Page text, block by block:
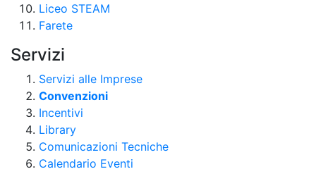
Liceo STEAM
Farete
Servizi
Servizi alle Imprese
Convenzioni
Incentivi
Library
Comunicazioni Tecniche
Calendario Eventi